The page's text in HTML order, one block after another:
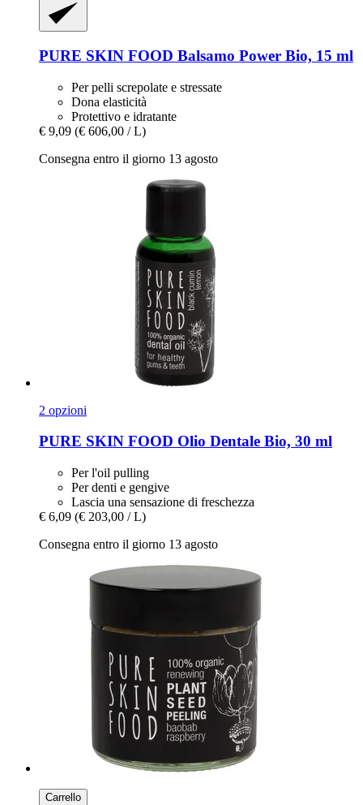
PURE SKIN FOOD Balsamo Power Bio, 15 ml
Per pelli screpolate e stressate
Dona elasticità
Protettivo e idratante
€ 9,09 (€ 606,00 / L)
Consegna entro il giorno 13 agosto
2 opzioni
PURE SKIN FOOD Olio Dentale Bio, 30 ml
Per l'oil pulling
Per denti e gengive
Lascia una sensazione di freschezza
€ 6,09 (€ 203,00 / L)
Consegna entro il giorno 13 agosto
Carrello